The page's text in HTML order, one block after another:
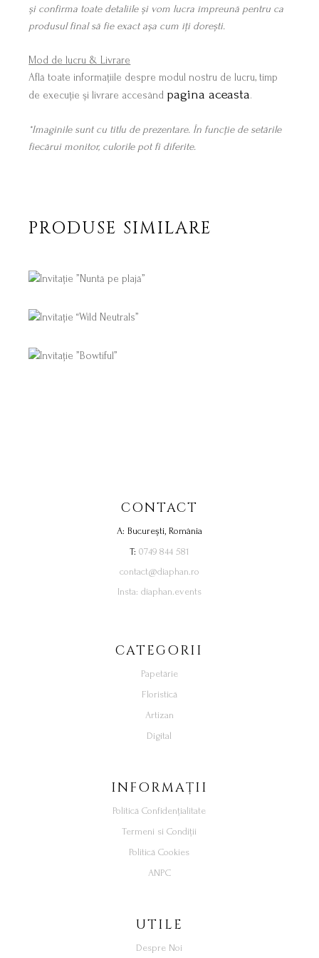
și confirma toate detaliile și vom lucra împreună pentru ca
produsul final să fie exact așa cum îți dorești.
Mod de lucru & Livrare
Află toate informațiile despre modul nostru de lucru, timp
de execuție și livrare accesând pagina aceasta.
*Imaginile sunt cu titlu de prezentare. În funcție de setările
fiecărui monitor, culorile pot fi diferite.
PRODUSE SIMILARE
CONTACT
A: București, România
T: 0749 844 581
contact@diaphan.ro
Insta: diaphan.events
CATEGORII
Papetărie
Floristică
Artizan
Digital
INFORMAȚII
Politică Confidențialitate
Termeni si Condiții
Politică Cookies
ANPC
UTILE
Despre Noi